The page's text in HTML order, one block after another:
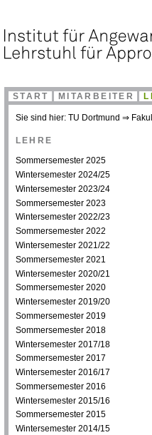
START MITARBEITER
Sie sind hier: TU Dortmund ⇒
LEHRE
Sommersemester 2025
Wintersemester 2024/25
Wintersemester 2023/24
Sommersemester 2023
Wintersemester 2022/23
Sommersemester 2022
Wintersemester 2021/22
Sommersemester 2021
Wintersemester 2020/21
Sommersemester 2020
Wintersemester 2019/20
Sommersemester 2019
Sommersemester 2018
Wintersemester 2017/18
Sommersemester 2017
Wintersemester 2016/17
Sommersemester 2016
Wintersemester 2015/16
Sommersemester 2015
Wintersemester 2014/15